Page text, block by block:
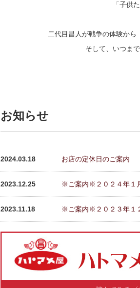
「子供
二代目昌人が戦争の体験か
そして、いつま
お知らせ
2024.03.18 お店の定休日のご案内
2023.12.25 ※ご案内※２０２４年１
2023.11.18 ※ご案内※２０２３年１